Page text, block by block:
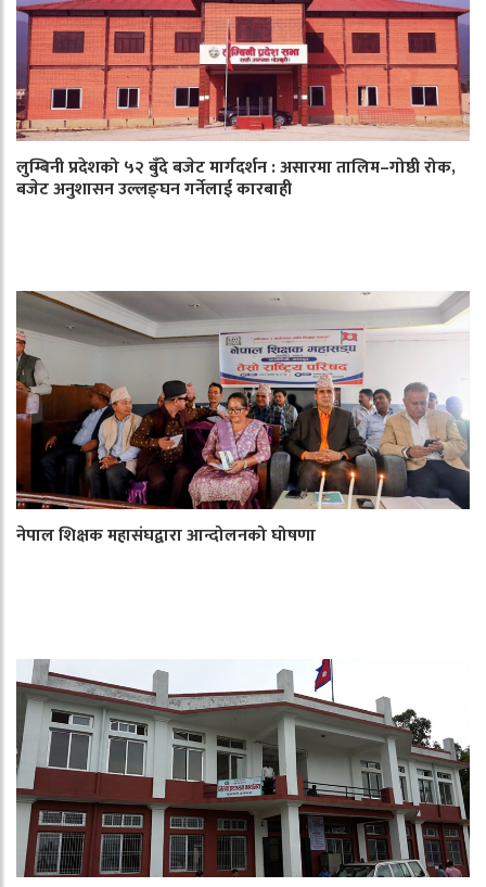
लुम्बिनी प्रदेशको ५२ बुँदे बजेट मार्गदर्शन : असारमा तालिम–गोष्ठी रोक,
बजेट अनुशासन उल्लङ्घन गर्नेलाई कारबाही
नेपाल शिक्षक महासंघद्वारा आन्दोलनको घोषणा